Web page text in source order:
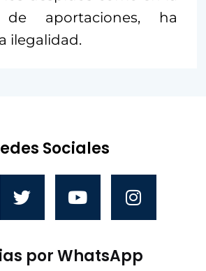
de aportaciones, ha
ilegalidad.
Sociales
por WhatsApp